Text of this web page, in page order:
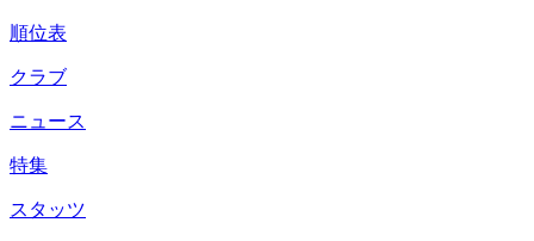
順位表
クラブ
ニュース
特集
スタッツ